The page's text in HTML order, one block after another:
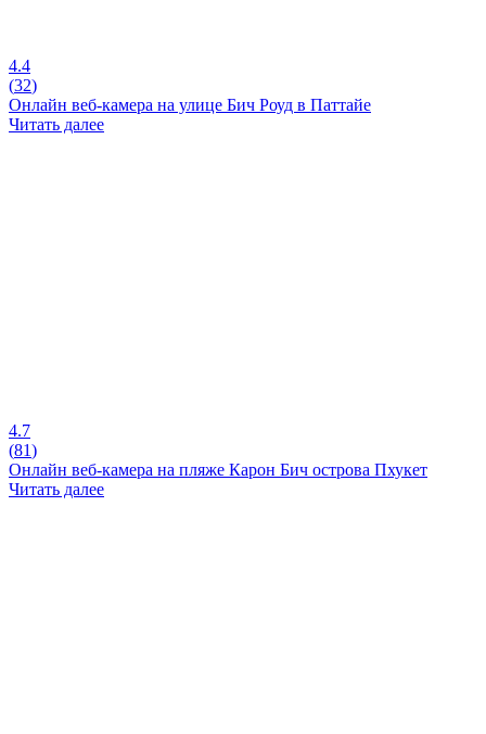
4.4
(32)
Онлайн веб-камера на улице Бич Роуд в Паттайе
Читать далее
4.7
(81)
Онлайн веб-камера на пляже Карон Бич острова Пхукет
Читать далее